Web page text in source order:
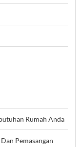
Rumah Anda
Pemasangan